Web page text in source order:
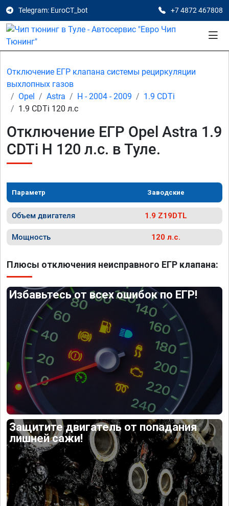
Telegram: EuroCT_bot +7 4872 467808
Отключение ЕГР клапана системы рециркуляции
выхлопных газов
Opel
Astra H - 2004 - 2009
1.9 CDTi
1.9 CDTi 120 л.с
Отключение ЕГР Opel Astra 1.9
CDTi H 120 л.с. в Туле.
Параметр Заводские
Объем двигателя 1.9 Z19DTL
Мощность 120 л.с.
Плюсы отключения неисправного ЕГР клапана:
Избавьтесь от всех ошибок по ЕГР!
Защитите двигатель от попадания
лишней сажи!